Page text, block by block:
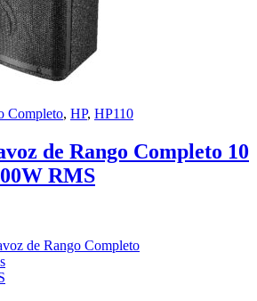
Completo, HP, HP110
de Rango Completo 10
RMS
de Rango Completo